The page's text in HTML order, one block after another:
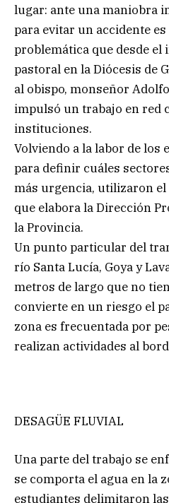
lugar: ante una maniobra
para evitar un accidente
problemática que desde el
pastoral en la Diócesis de
al obispo, monseñor
impulsó un trabajo en red
instituciones.
Volviendo a la labor de los
para definir cuáles
más urgencia, utilizaron
que elabora la Dirección
la Provincia.
Un punto particular del
río Santa Lucía, Goya y
metros de largo que no
convierte en un riesgo el
zona es frecuentada por
realizan actividades al
DESAGÜE FLUVIAL
Una parte del trabajo se
se comporta el agua en la
estudiantes delimitaron